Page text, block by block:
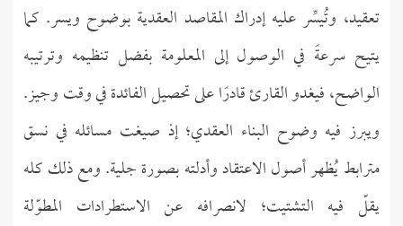
تعقيد، وتُيسِّر عليه إدراك المقاصد العقدية بوضوح ويسر. كما
يتيح سرعةً في الوصول إلى المعلومة بفضل تنظيمه وترتيبه
الواضح، فيغدو القارئ قادرًا على تحصيل الفائدة في وقت وجيز.
ويبرز فيه وضوح البناء العقدي؛ إذ صيغت مسائله في نسق
مترابط يُظهر أصول الاعتقاد وأدلته بصورة جلية. ومع ذلك كله
يقلّ فيه التشتيت؛ لانصرافه عن الاستطرادات المطوّلة